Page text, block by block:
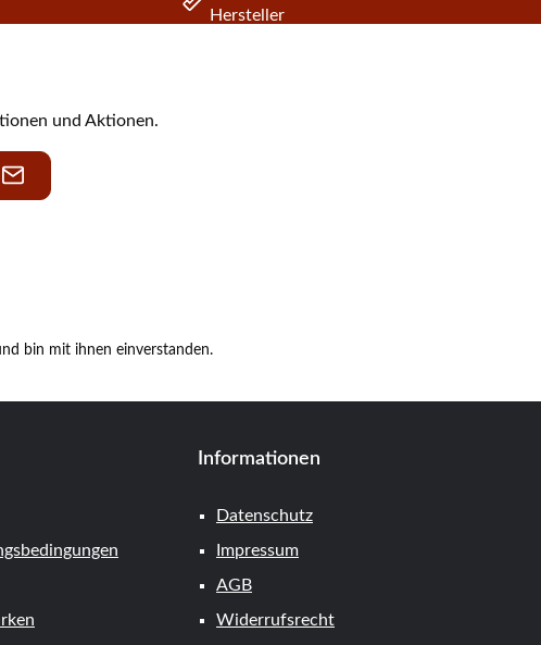
Hersteller
und Aktionen.
bin mit ihnen einverstanden.
Informationen
Datenschutz
Impressum
AGB
Widerrufsrecht